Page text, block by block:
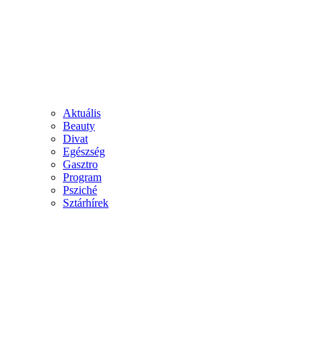
Aktuális
Beauty
Divat
Egészség
Gasztro
Program
Psziché
Sztárhírek